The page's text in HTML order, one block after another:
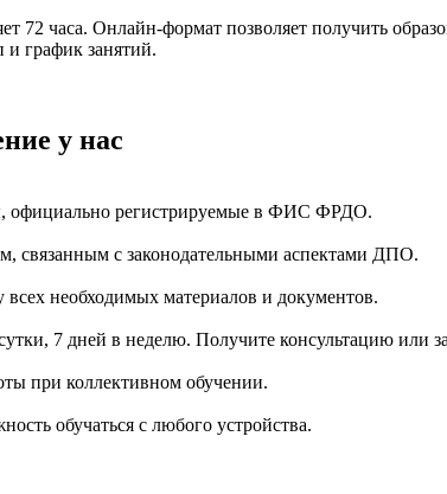
72 часа. Онлайн-формат позволяет получить
график занятий.
у нас
официально регистрируемые в ФИС ФРДО.
связанным с законодательными аспектами ДПО.
необходимых материалов и документов.
7 дней в неделю. Получите консультацию или
при коллективном обучении.
обучаться с любого устройства.